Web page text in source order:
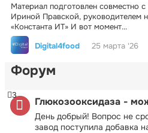
Материал подготовлен совместно
Ириной Правской, руководителем
«Константа ИТ» И вот момент...
Digital4food
25 марта '26
Форум
Глюкозооксидаза -
День добрый! Вопрос не
завод поступила добавка
3